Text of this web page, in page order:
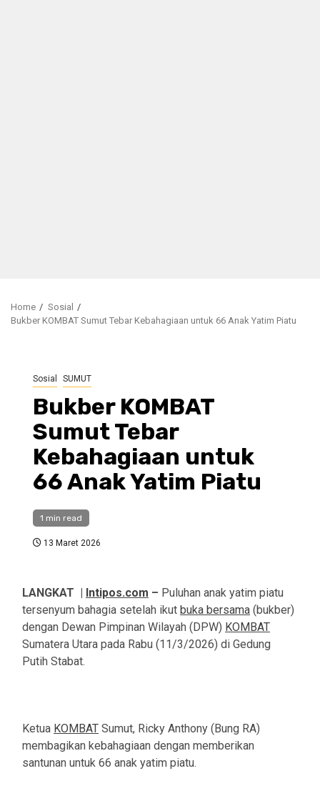
Home
Sosial
Bukber KOMBAT Sumut Tebar Kebahagiaan untuk 66 Anak Yatim Piatu
Sosial SUMUT
Bukber KOMBAT
Sumut Tebar
Kebahagiaan untuk
66 Anak Yatim Piatu
1 min read
13 Maret 2026
LANGKAT | Intipos.com – Puluhan anak yatim piatu
tersenyum bahagia setelah ikut buka bersama (bukber)
dengan Dewan Pimpinan Wilayah (DPW) KOMBAT
Sumatera Utara pada Rabu (11/3/2026) di Gedung
Putih Stabat.
Ketua KOMBAT Sumut, Ricky Anthony (Bung RA)
membagikan kebahagiaan dengan memberikan
santunan untuk 66 anak yatim piatu.